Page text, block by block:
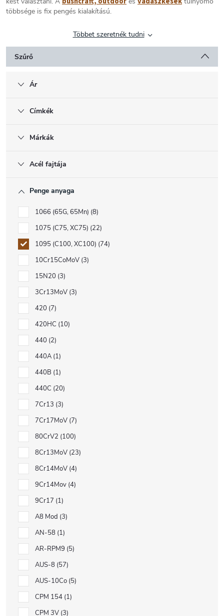
többsége is fix pengés kialakítású.
Többet szeretnék tudni
Szűrő
Ár
Címkék
Márkák
Acél fajtája
Penge anyaga
1066 (65G, 65Mn) 8
1075 (C75, XC75) 22
1095 (C100, XC100) 74
10Cr15CoMoV 3
15N20 3
3Cr13MoV 3
420 7
420HC 10
440 2
440A 1
440B 1
440C 20
7Cr13 3
7Cr17MoV 7
80CrV2 100
8Cr13MoV 23
8Cr14MoV 4
9Cr14Mov 4
9Cr17 1
A8 Mod 3
AN-58 1
AR-RPM9 5
AUS-8 57
AUS-10Co 5
CPM 154 1
CPM 3V 3